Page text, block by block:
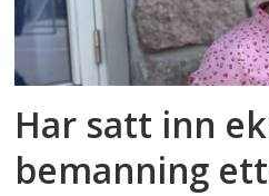
Har satt inn
bemanning